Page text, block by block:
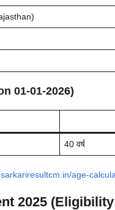
01-01-2026)
40 वर्ष
age-
2025